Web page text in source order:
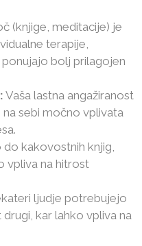
(knjige, meditacije) je
terapije,
ponujajo bolj prilagojen
Vaša lastna angažiranost
sebi močno vplivata
do kakovostnih knjig,
vpliva na hitrost
ljudje potrebujejo
kar lahko vpliva na